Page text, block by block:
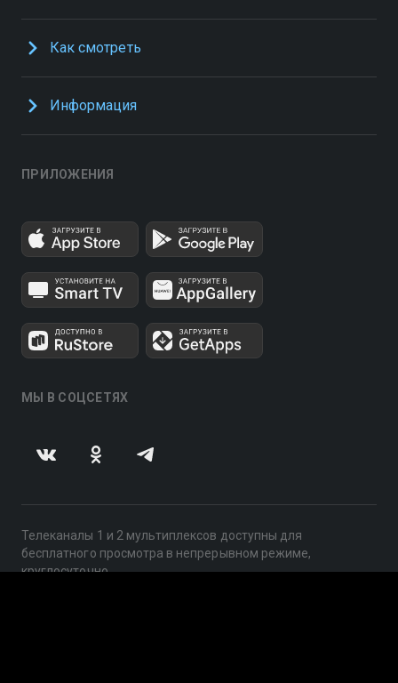
Как смотреть
Информация
ПРИЛОЖЕНИЯ
МЫ В СОЦСЕТЯХ
Телеканалы 1 и 2 мультиплексов доступны для
бесплатного просмотра в непрерывном режиме,
круглосуточно.